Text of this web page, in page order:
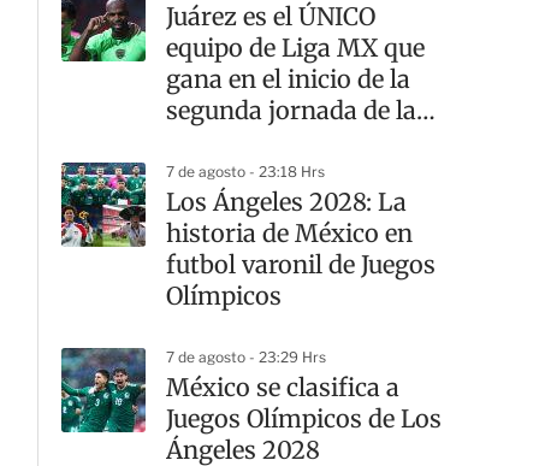
Juárez es el ÚNICO
equipo de Liga MX que
gana en el inicio de la
segunda jornada de la
7 de agosto - 23:18 Hrs
Los Ángeles 2028: La
historia de México en
futbol varonil de Juegos
Olímpicos
7 de agosto - 23:29 Hrs
México se clasifica a
Juegos Olímpicos de Los
Ángeles 2028